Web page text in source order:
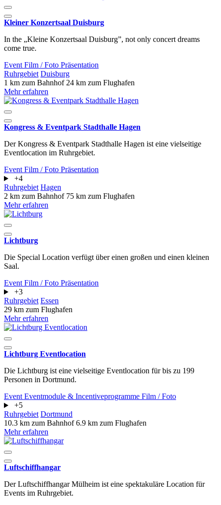
Kleiner Konzertsaal Duisburg
In the „Kleine Konzertsaal Duisburg”, not only concert dreams
come true.
Event Film / Foto Präsentation
Ruhrgebiet Duisburg
1 km zum Bahnhof 24 km zum Flughafen
Mehr erfahren
Kongress & Eventpark Stadthalle Hagen
Der Kongress & Eventpark Stadthalle Hagen ist eine vielseitige
Eventlocation im Ruhrgebiet.
Event Film / Foto Präsentation
+4
Ruhrgebiet Hagen
2 km zum Bahnhof 75 km zum Flughafen
Mehr erfahren
Lichtburg
Die Special Location verfügt über einen großen und einen kleinen
Saal.
Event Film / Foto Präsentation
+3
Ruhrgebiet Essen
29 km zum Flughafen
Mehr erfahren
Lichtburg Eventlocation
Die Lichtburg ist eine vielseitige Eventlocation für bis zu 199
Personen in Dortmund.
Event Eventmodule & Incentiveprogramme Film / Foto
+5
Ruhrgebiet Dortmund
10.3 km zum Bahnhof6.9 km zum Flughafen
Mehr erfahren
Luftschiffhangar
Der Luftschiffhangar Mülheim ist eine spektakuläre Location für
Events im Ruhrgebiet.